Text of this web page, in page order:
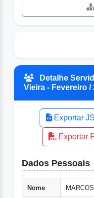
Detalhe
Vieira - Fevereiro /
Exportar
Exportar
Dados Pessoais
Nome